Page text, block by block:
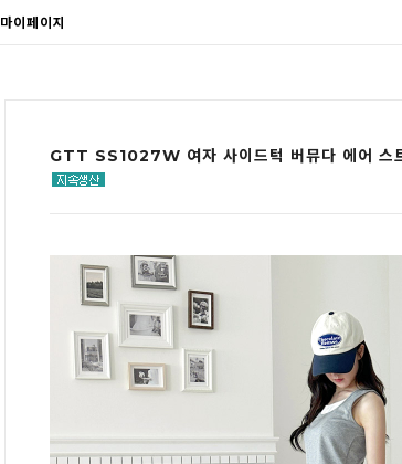
마이페이지
GTT SS1027W 여자 사이드턱 버뮤다 에어 스